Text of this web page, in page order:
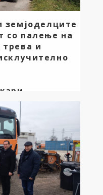
земјоделците
со палење на
и
при што
можеше да
предизвика голема
е што навремено
до ТППЕ Охрид
Белчишта“ –
и пожртвуваност,
на жителите